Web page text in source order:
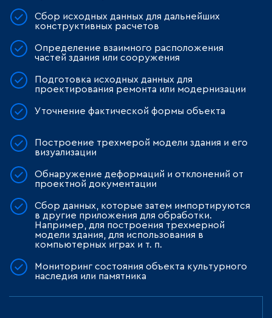
Сбор исходных данных для дальнейших
конструктивных расчетов
Определение взаимного расположения
частей здания или сооружения
Подготовка исходных данных для
проектирования ремонта или модернизации
Уточнение фактической формы объекта
Построение трехмерой модели здания и его
визуализации
Обнаружение деформаций и отклонений от
проектной документации
Сбор данных, которые затем импортируются
в другие приложения для обработки.
Например, для построения трехмерной
модели здания, для использования в
компьютерных играх и т. п.
Мониторинг состояния объекта культурного
наследия или памятника